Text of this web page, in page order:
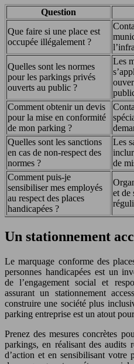
Question
Que faire si une place est
occupée illégalement ?
Quelles sont les normes
pour les parkings privés
ouverts au public ?
Les
Comment obtenir un devis
pour la mise en conformité
de mon parking ?
Quelles sont les sanctions
en cas de non-respect des
normes ?
Les
de
Comment puis-je
sensibiliser mes employés
au respect des places
handicapées ?
et de
Un stationnement
Le marquage conforme des
personnes handicapées est un
de l’engagement social et
assurant un stationnement
construire une société plus
parking entreprise est un atout
Prenez des mesures concrètes
parkings, en réalisant des audits
d’action et en sensibilisant votre